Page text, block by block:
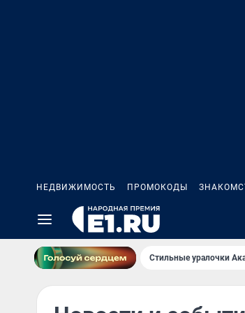
НЕДВИЖИМОСТЬ ПРОМОКОДЫ
Стильные уралочки